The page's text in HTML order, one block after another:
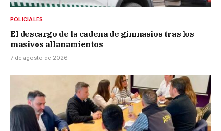
POLICIALES
El descargo de la cadena de gimnasios tras los
masivos allanamientos
7 de agosto de 2026